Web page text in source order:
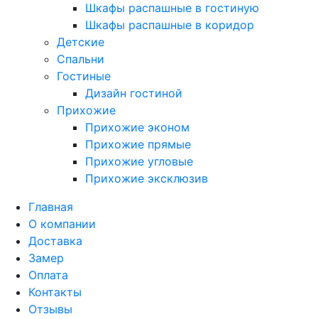
Шкафы распашные в гостиную
Шкафы распашные в коридор
Детские
Спальни
Гостиные
Дизайн гостиной
Прихожие
Прихожие эконом
Прихожие прямые
Прихожие угловые
Прихожие эксклюзив
Главная
О компании
Доставка
Замер
Оплата
Контакты
Отзывы